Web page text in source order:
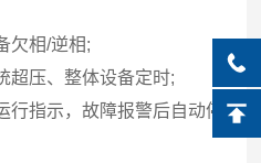
欠相/逆相;
超压、整体设备定时;
指示，故障报警后自动停